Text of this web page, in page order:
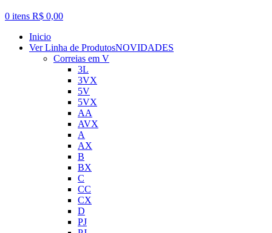
0 itens R$ 0,00
Inicio
Ver Linha de ProdutosNOVIDADES
Correias em V
3L
3VX
5V
5VX
AA
AVX
A
AX
B
BX
C
CC
CX
D
PJ